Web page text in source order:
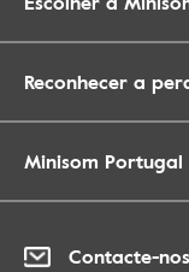
Reconhecer a
Minisom Portugal
Contacte-nos